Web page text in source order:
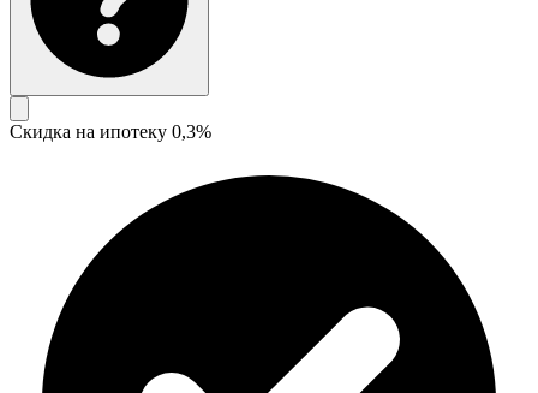
Скидка на ипотеку 0,3%